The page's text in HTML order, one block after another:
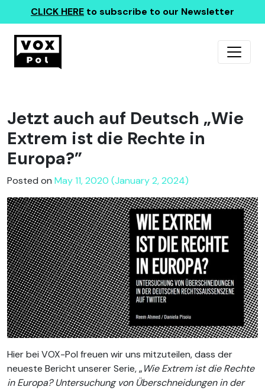
CLICK HERE to subscribe to our Newsletter
Jetzt auch auf Deutsch „Wie
Extrem ist die Rechte in
Europa?”
Posted on May 11, 2020 (January 2, 2024)
Hier bei VOX-Pol freuen wir uns mitzuteilen, dass der
neueste Bericht unserer Serie, „Wie Extrem ist die Rechte
in Europa? Untersuchung von Überschneidungen in der